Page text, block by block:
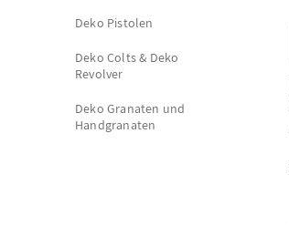
Deko Pistolen
Deko Colts & Deko
Revolver
Deko Granaten und
Handgranaten